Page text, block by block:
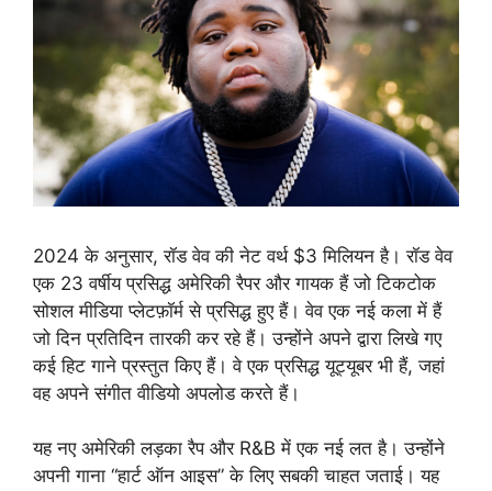
2024 के अनुसार, रॉड वेव की नेट वर्थ $3 मिलियन है। रॉड वेव
एक 23 वर्षीय प्रसिद्ध अमेरिकी रैपर और गायक हैं जो टिकटोक
सोशल मीडिया प्लेटफ़ॉर्म से प्रसिद्ध हुए हैं। वेव एक नई कला में हैं
जो दिन प्रतिदिन तारकी कर रहे हैं। उन्होंने अपने द्वारा लिखे गए
कई हिट गाने प्रस्तुत किए हैं। वे एक प्रसिद्ध यूट्यूबर भी हैं, जहां
वह अपने संगीत वीडियो अपलोड करते हैं।
यह नए अमेरिकी लड़का रैप और R&B में एक नई लत है। उन्होंने
अपनी गाना “हार्ट ऑन आइस” के लिए सबकी चाहत जताई। यह